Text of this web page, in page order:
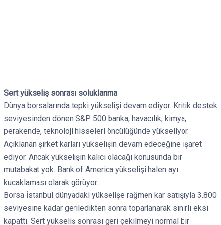
Sert yükseliş sonrası soluklanma
Dünya borsalarında tepki yükselişi devam ediyor. Kritik destek
seviyesinden dönen S&P 500 banka, havacılık, kimya,
perakende, teknoloji hisseleri öncülüğünde yükseliyor.
Açıklanan şirket karları yükselişin devam edeceğine işaret
ediyor. Ancak yükselişin kalıcı olacağı konusunda bir
mutabakat yok. Bank of America yükselişi halen ayı
kucaklaması olarak görüyor.
Borsa İstanbul dünyadaki yükselişe rağmen kar satışıyla 3.800
seviyesine kadar geriledikten sonra toparlanarak sınırlı eksi
kapattı. Sert yükseliş sonrası geri çekilmeyi normal bir